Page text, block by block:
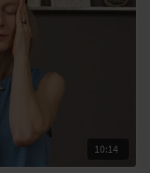
10:14